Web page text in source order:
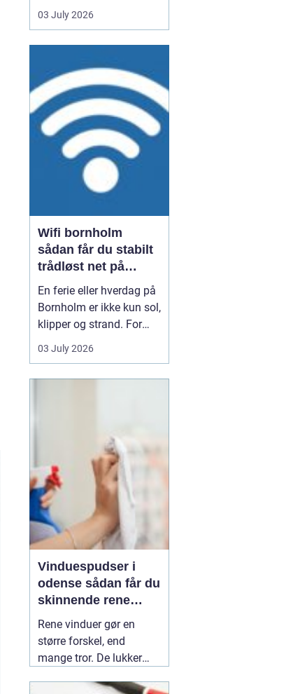
er nemme at håndtere,
giver en høj varme og
almindeligt brænde.
Samtidig kan de udnytte
resttræ fra træindustrien,
som ellers ville gå til
spil...
03 July 2026
Wifi bornholm
sådan får du stabilt
trådløst net på
klippeøen
En ferie eller hverdag på
Bornholm er ikke kun sol,
klipper og strand. For
mange er en stabil
internetforbindelse
sommerhuset eller driver
en mindre virksomhed...
03 July 2026
Vinduespudser i
odense sådan får du
skinnende rene
ruder året rundt
Rene vinduer gør en
større forskel, end
mange tror. De lukker